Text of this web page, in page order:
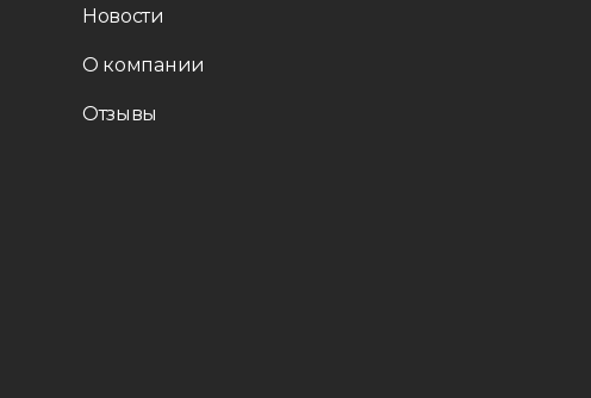
Новости
О компании
Отзывы